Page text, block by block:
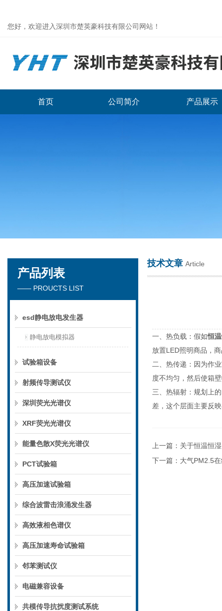
您好，欢迎进入深圳市楚英豪科技有限公司网站！
深圳市楚英豪科技有限公司
首页 公司简介 产品展示
产品列表
—— PROUCTS LIST
esd静电放电发生器
静电放电模拟器
试验箱设备
射频传导测试仪
深圳荧光光谱仪
XRF荧光光谱仪
能量色散X荧光光谱仪
PCT试验箱
高压加速试验箱
综合波雷击浪涌发生器
高效液相色谱仪
高压加速寿命试验箱
邻苯测试仪
电磁兼容设备
共模传导抗扰度测试系统
技术文章 Article
一、热负载：假如恒
放置LED照明商品，
二、热传递：因为作
度不均匀，然后使箱
三、热辐射：规划上
差，这个层面主要反
上一篇： 关于恒温恒
下一篇： 大气PM2.5